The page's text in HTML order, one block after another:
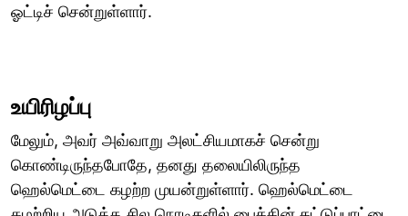
ஓட்டிச் சென்றுள்ளார்.
உயிரிழப்பு
மேலும், அவர் அவ்வாறு அலட்சியமாகச் சென்று
கொண்டிருந்தபோதே, தனது தலையிலிருந்த
ஹெல்மெட்டை கழற்ற முயன்றுள்ளார். ஹெல்மெட்டை